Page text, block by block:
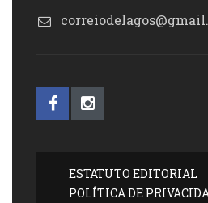
ESTATUTO EDITORIAL
POLÍTICA DE